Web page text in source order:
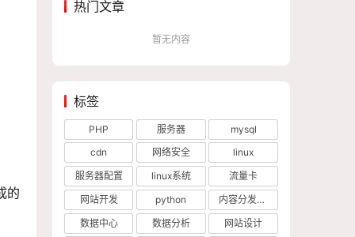
的
热门文章
暂无内容
标签
PHP 服务器
mysql
cdn
网络安全
linux
服务器配置
linux系统
流量卡
网站开发
python
内容分发网络
数据中心
数据分析
网站设计